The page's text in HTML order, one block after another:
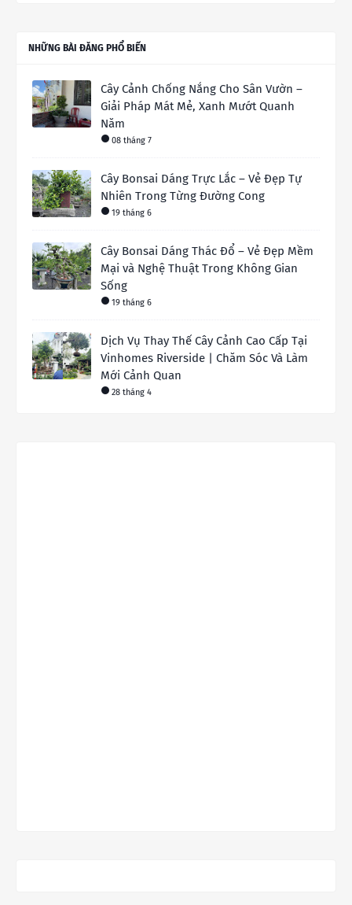
NHỮNG BÀI ĐĂNG PHỔ BIẾN
Cây Cảnh Chống Nắng Cho Sân Vườn –
Giải Pháp Mát Mẻ, Xanh Mướt Quanh
Năm
08 tháng 7
Cây Bonsai Dáng Trực Lắc – Vẻ Đẹp Tự
Nhiên Trong Từng Đường Cong
19 tháng 6
Cây Bonsai Dáng Thác Đổ – Vẻ Đẹp Mềm
Mại và Nghệ Thuật Trong Không Gian
Sống
19 tháng 6
Dịch Vụ Thay Thế Cây Cảnh Cao Cấp Tại
Vinhomes Riverside | Chăm Sóc Và Làm
Mới Cảnh Quan
28 tháng 4